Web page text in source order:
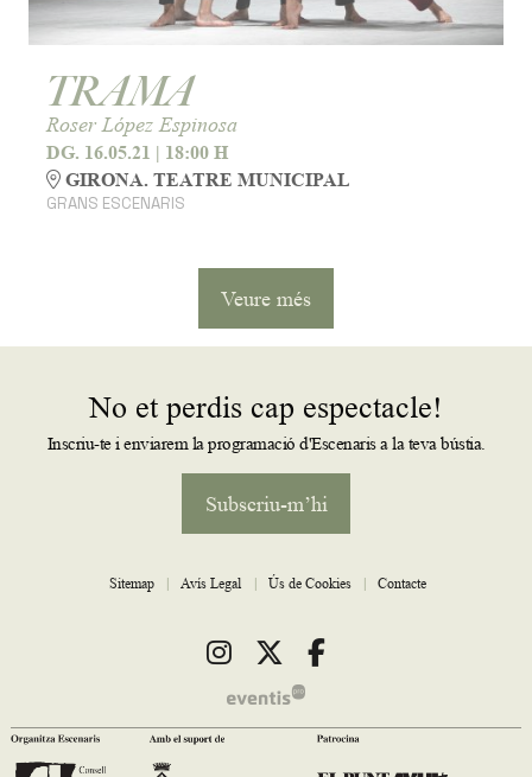
TRAMA
Roser López Espinosa
DG. 16.05.21 | 18:00 H
GIRONA. TEATRE MUNICIPAL
GRANS ESCENARIS
Veure més
No et perdis cap espectacle!
Inscriu-te i enviarem la programació d'Escenaris a la teva bústia.
Subscriu-m’hi
Sitemap | Avís Legal | Ús de Cookies | Contacte
Link a instagram
Link a twitter
Link a facebook